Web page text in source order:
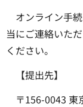
オンライン手
当にご連絡いた
ください。
【提出先】
〒156-0043 東